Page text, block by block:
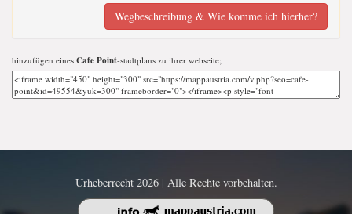
Wegbeschreibung & Wie komme ich hierher?
hinzufügen eines Cafe Point-stadtplans zu ihrer webseite;
Urheberrecht 2026 | Alle Rechte vorbehalten.